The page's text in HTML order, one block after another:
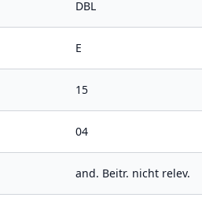
DBL
E
15
04
and. Beitr. nicht relev.